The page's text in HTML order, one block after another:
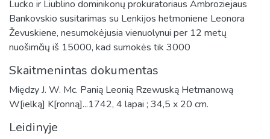
Lucko ir Liublino dominikonų prokuratoriaus Ambroziejaus
Bankovskio susitarimas su Lenkijos hetmoniene Leonora
Ževuskiene, nesumokėjusia vienuolynui per 12 metų
nuošimčių iš 15000, kad sumokės tik 3000
Skaitmenintas dokumentas
Między J. W. Mc. Panią Leonią Rzewuską Hetmanową
W[ielką] K[ronną]...1742, 4 lapai ; 34,5 x 20 cm.
Leidinyje